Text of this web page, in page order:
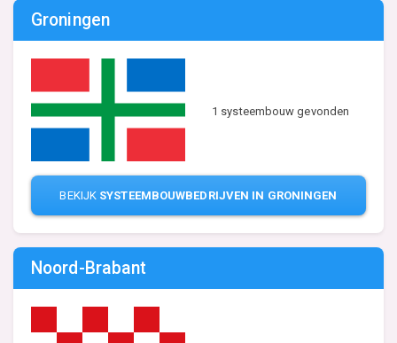
Groningen
1 systeembouw gevonden
BEKIJK SYSTEEMBOUWBEDRIJVEN IN GRONINGEN
Noord-Brabant